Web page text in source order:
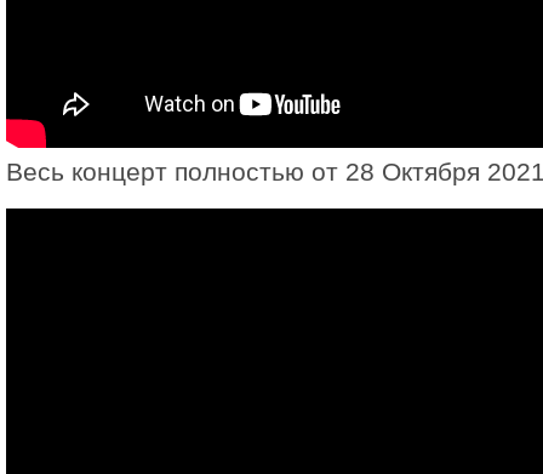
Весь концерт полностью от 28 Октября